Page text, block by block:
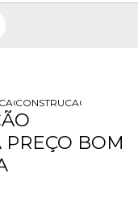
METALICOS
BARRACAO
CONSTRUCAO
PREÇO BOM